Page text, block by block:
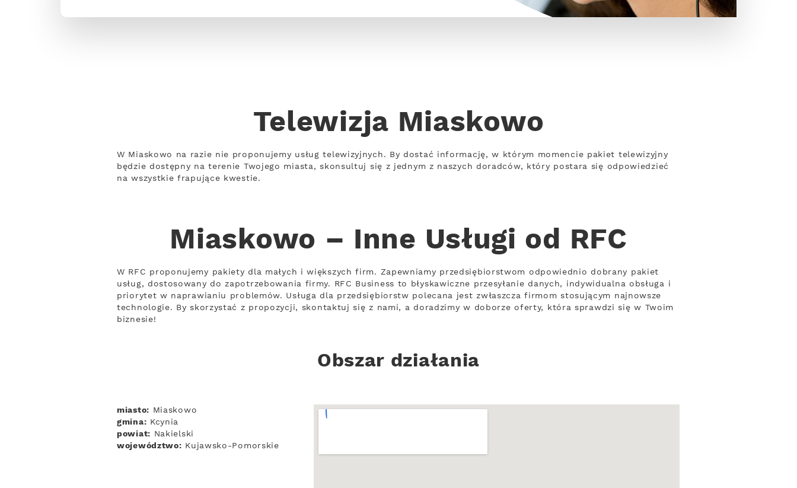
Telewizja Miaskowo
W Miaskowo na razie nie proponujemy usług telewizyjnych. By dostać informację, w którym momencie pakiet telewizyjny
będzie dostępny na terenie Twojego miasta, skonsultuj się z jednym z naszych doradców, który postara się odpowiedzieć
na wszystkie frapujące kwestie.
Miaskowo – Inne Usługi od RFC
W RFC proponujemy pakiety dla małych i większych firm. Zapewniamy przedsiębiorstwom odpowiednio dobrany pakiet
usług, dostosowany do zapotrzebowania firmy. RFC Business to błyskawiczne przesyłanie danych, indywidualna obsługa i
priorytet w naprawianiu problemów. Usługa dla przedsiębiorstw polecana jest zwłaszcza firmom stosującym najnowsze
technologie. By skorzystać z propozycji, skontaktuj się z nami, a doradzimy w doborze oferty, która sprawdzi się w Twoim
biznesie!
Obszar działania
miasto: Miaskowo
gmina: Kcynia
powiat: Nakielski
województwo: Kujawsko-Pomorskie